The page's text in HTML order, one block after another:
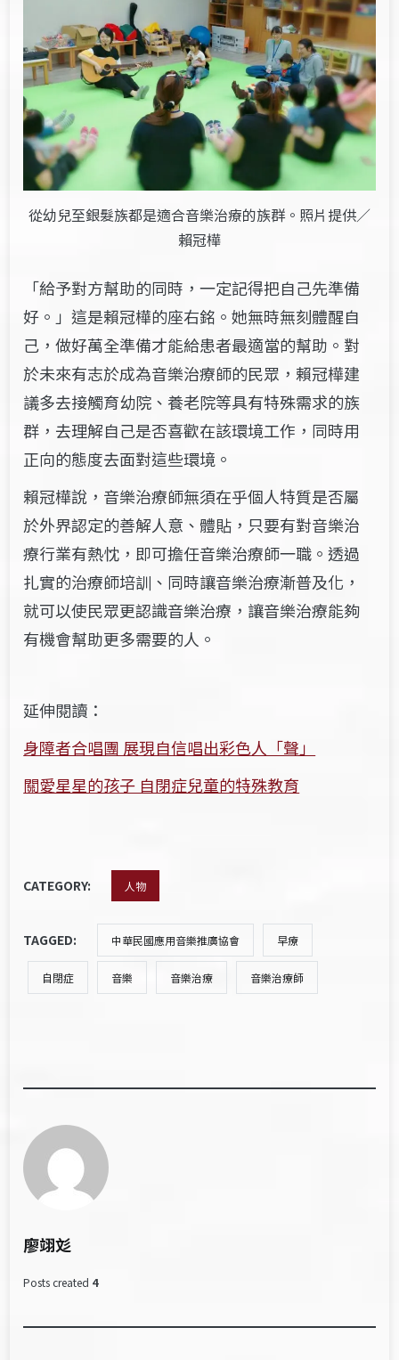
從幼兒至銀髮族都是適合音樂治療的族群。照片提供／
賴冠樺
「給予對方幫助的同時，一定記得把自己先準備
好。」這是賴冠樺的座右銘。她無時無刻體醒自
己，做好萬全準備才能給患者最適當的幫助。對
於未來有志於成為音樂治療師的民眾，賴冠樺建
議多去接觸育幼院、養老院等具有特殊需求的族
群，去理解自己是否喜歡在該環境工作，同時用
正向的態度去面對這些環境。
賴冠樺說，音樂治療師無須在乎個人特質是否屬
於外界認定的善解人意、體貼，只要有對音樂治
療行業有熱忱，即可擔任音樂治療師一職。透過
扎實的治療師培訓、同時讓音樂治療漸普及化，
就可以使民眾更認識音樂治療，讓音樂治療能夠
有機會幫助更多需要的人。
延伸閱讀：
身障者合唱團 展現自信唱出彩色人「聲」
關愛星星的孩子 自閉症兒童的特殊教育
CATEGORY: 人物
TAGGED: 中華民國應用音樂推廣協會 早療
自閉症 音樂 音樂治療 音樂治療師
廖翊彣
Posts created 4